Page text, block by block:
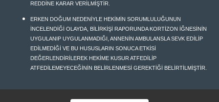
REDDİNE KARAR VERİLMİŞTİR.
ERKEN DOĞUM NEDENİYLE HEKİMİN SORUMLULUĞUNUN
İNCELENDİĞİ OLAYDA, BİLİRKİŞİ RAPORUNDA KORTİZON İĞNESİNİN
UYGULANIP UYGULANMADIĞI, ANNENİN AMBULANSLA SEVK EDİLİP
EDİLMEDİĞİ VE BU HUSUSLARIN SONUCA ETKİSİ
DEĞERLENDİRİLEREK HEKİME KUSUR ATFEDİLİP
ATFEDİLEMEYECEĞİNİN BELİRLENMESİ GEREKTİĞİ BELİRTİLMİŞTİR.